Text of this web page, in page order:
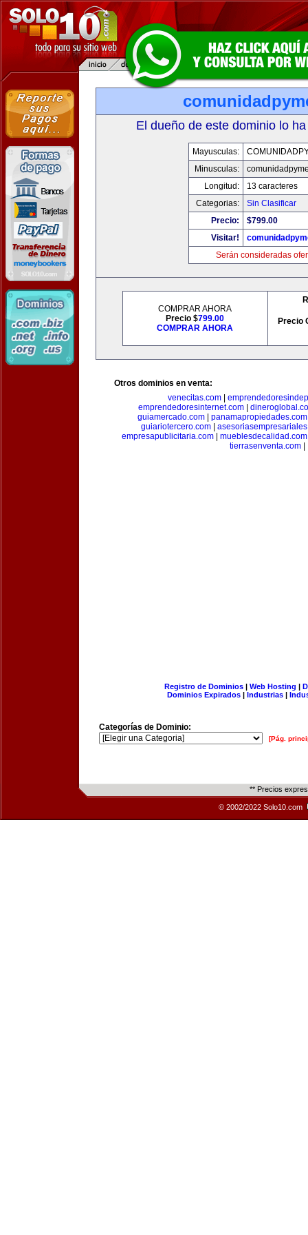
El dueño de este dominio lo
Mayusculas:
Minusculas:
Longitud:
13 caracteres
Categorias:
Sin Clasificar
Precio:
$799.00
Visitar!
Serán consideradas
COMPRAR AHORA
Precio $799.00
COMPRAR AHORA
Precio
Otros dominios en venta:
venecitas.com|
emprendedoresinternet.com
guiamercado.com| panamapropiedades.com
guiariotercero.com|
empresapublicitaria.com| mueblesdecalidad.com
tierrasenventa.com
Registro de Dominios| Web Hosting |
Dominios Expirados | Industrias |
Categorías de Dominio:
[Pág.
** Precios
© 2002/2022 Solo10.com